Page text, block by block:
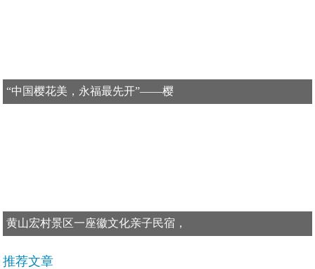
“中国樱花美，永福最先开”——樱
黄山宏村景区一座徽文化亲子民宿，
推荐文章